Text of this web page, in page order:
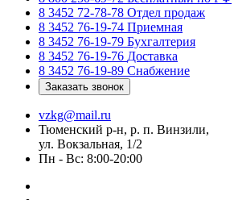
8 3452 72-78-78 Отдел продаж
8 3452 76-19-74 Приемная
8 3452 76-19-79 Бухгалтерия
8 3452 76-19-76 Доставка
8 3452 76-19-89 Снабжение
Заказать звонок
vzkg@mail.ru
Тюменский р-н, р. п. Винзили,
ул. Вокзальная, 1/2
Пн - Вс: 8:00-20:00